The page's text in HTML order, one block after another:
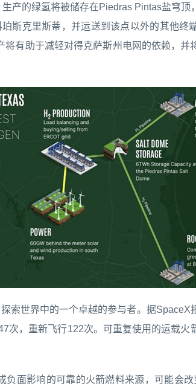
产的绿氢将被储存在Piedras Pintas盐穹顶
斯克里斯蒂，并运送到该点以外的其他终
将有助于减轻对得克萨斯州电网的依赖，并
索世界中的一个卓越的参与者。据SpaceX
次，重新飞行122次。可重复使用的运载火
负面影响的可靠的火箭燃料来源，可能会